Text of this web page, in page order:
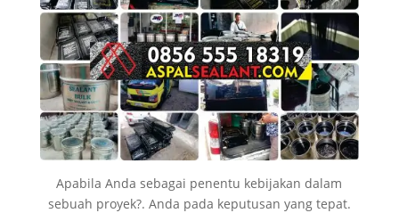
Apabila Anda sebagai penentu kebijakan dalam
sebuah proyek?. Anda pada keputusan yang tepat.